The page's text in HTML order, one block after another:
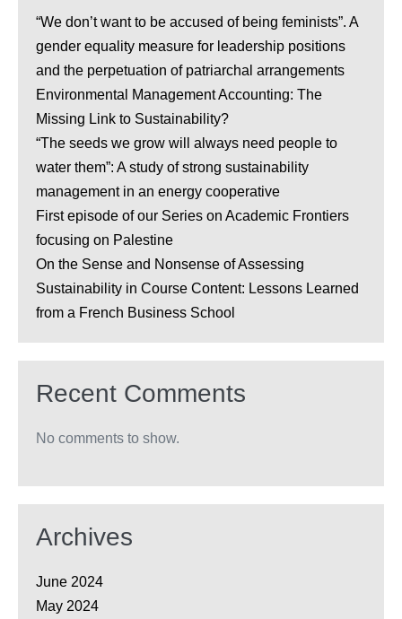
“We don’t want to be accused of being feminists”. A
gender equality measure for leadership positions
and the perpetuation of patriarchal arrangements
Environmental Management Accounting: The
Missing Link to Sustainability?
“The seeds we grow will always need people to
water them”: A study of strong sustainability
management in an energy cooperative
First episode of our Series on Academic Frontiers
focusing on Palestine
On the Sense and Nonsense of Assessing
Sustainability in Course Content: Lessons Learned
from a French Business School
Recent Comments
No comments to show.
Archives
June 2024
May 2024